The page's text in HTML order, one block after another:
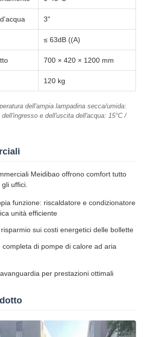
3"
≤ 63dB ((A)
700 × 420 × 1200 mm
120 kg
dell'ampia lampadina secca/umida:
dell'ingresso e dell'uscita dell'acqua: 15°C /
Meidibao offrono comfort tutto
uffici.
funzione: riscaldatore e condizionatore
unità efficiente
sui costi energetici delle bollette
completa di pompe di calore ad aria
per prestazioni ottimali